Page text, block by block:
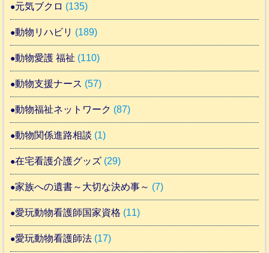
元気ブクロ (135)
動物リハビリ (189)
動物愛護 福祉 (110)
動物支援ナース (57)
動物福祉ネットワーク (87)
動物関係進路相談 (1)
在宅看護介護グッズ (29)
家族への遺書～大切な決め事～ (7)
愛玩動物看護師国家資格 (11)
愛玩動物看護師法 (17)